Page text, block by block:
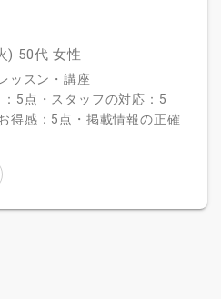
) 50代 女性
ッスン・講座
5点・スタッフの対応：5
得感：5点・掲載情報の正確